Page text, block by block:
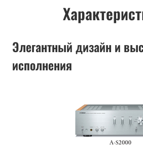
Элегантный дизайн и
исполнения